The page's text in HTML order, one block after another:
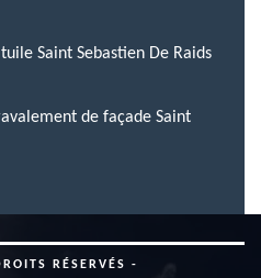
Saint Sebastien De Raids
de façade Saint
RÉSERVÉS -